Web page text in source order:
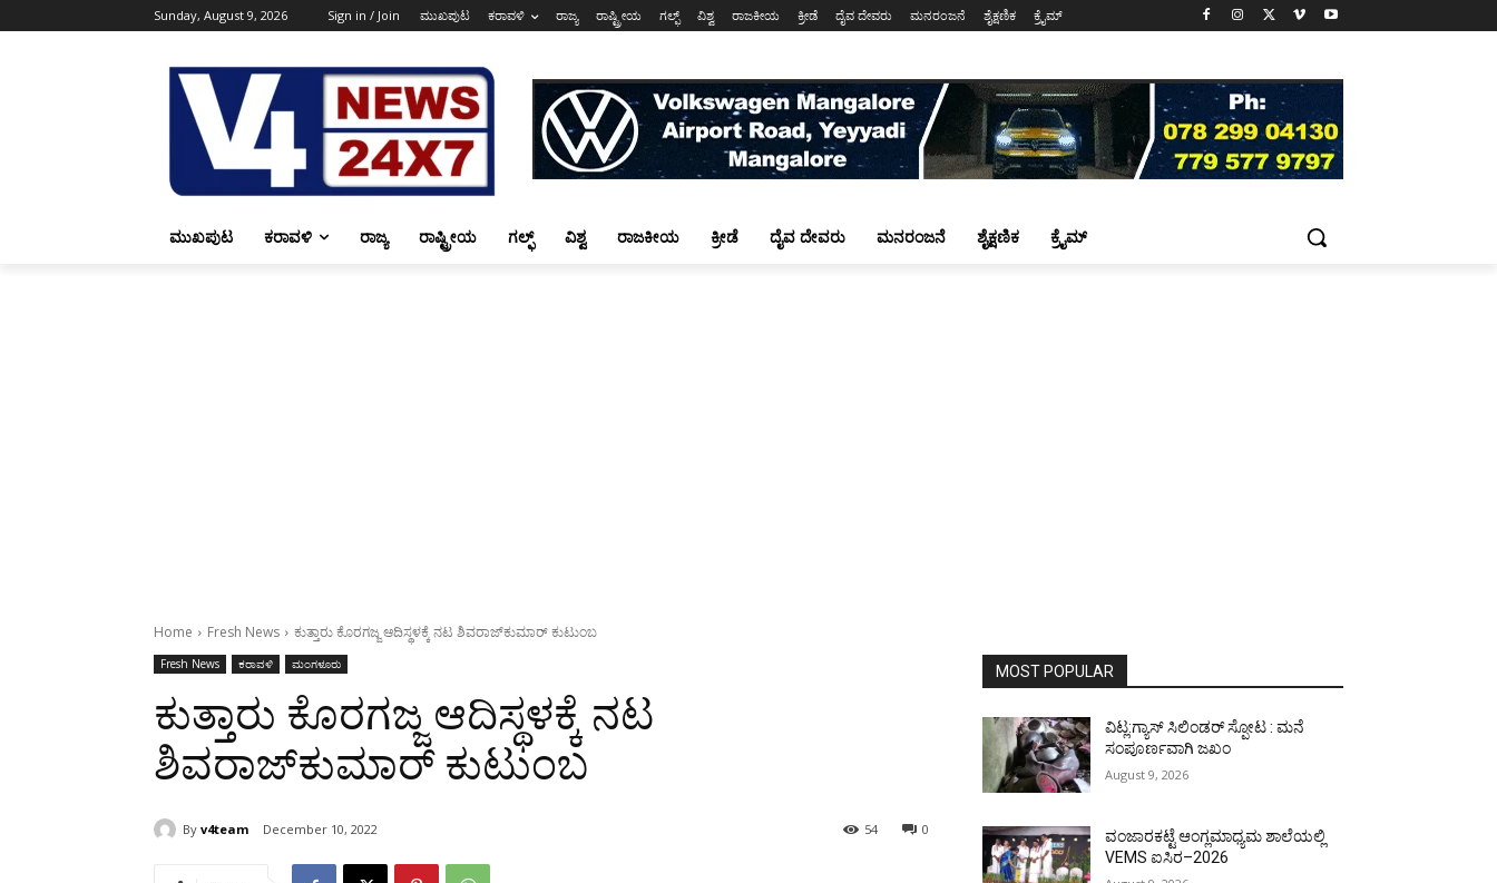
Sunday, August 9, 2026 Sign in / Join ಮುಖಪುಟ ಕರಾವಳಿ ರಾಜ್ಯ ರಾಷ್ಟ್ರೀಯ ಗಲ್ಫ್ ವಿಶ್ವ ರಾಜಕೀಯ ಕ್ರೀಡೆ ದೈವ ದೇವರು ಮನರಂಜನೆ ಶೈಕ್ಷಣಿಕ ಕ್ರೈಮ್
ಮುಖಪುಟ ಕರಾವಳಿ ರಾಜ್ಯ ರಾಷ್ಟ್ರೀಯ ಗಲ್ಫ್ ವಿಶ್ವ ರಾಜಕೀಯ ಕ್ರೀಡೆ ದೈವ ದೇವರು ಮನರಂಜನೆ ಶೈಕ್ಷಣಿಕ ಕ್ರೈಮ್
Home Fresh News ಕುತ್ತಾರು ಕೊರಗಜ್ಜ ಆದಿಸ್ಥಳಕ್ಕೆ ನಟ ಶಿವರಾಜ್‍ಕುಮಾರ್ ಕುಟುಂಬ
Fresh News ಕರಾವಳಿ ಮಂಗಳೂರು
ಕುತ್ತಾರು ಕೊರಗಜ್ಜ ಆದಿಸ್ಥಳಕ್ಕೆ ನಟ
ಶಿವರಾಜ್‍ಕುಮಾರ್ ಕುಟುಂಬ
By v4team December 10, 2022 0
54
MOST POPULAR
ವಿಟ್ಲ:ಗ್ಯಾಸ್ ಸಿಲಿಂಡರ್ ಸ್ಪೋಟ : ಮನೆ
ಸಂಪೂರ್ಣವಾಗಿ ಜಖಂ
August 9, 2026
ವಂಜಾರಕಟ್ಟೆ ಆಂಗ್ಲಮಾಧ್ಯಮ ಶಾಲೆಯಲ್ಲಿ
VEMS ಐಸಿರ–2026